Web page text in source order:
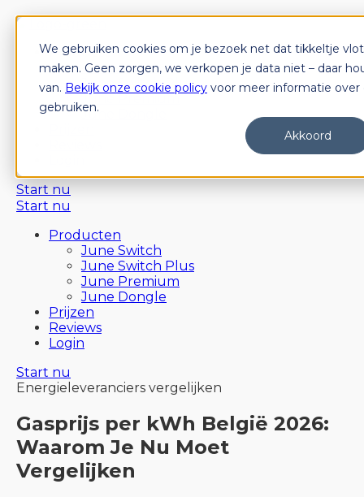
We gebruiken cookies om je bezoek net dat tikkeltje
maken. Geen zorgen, we verkopen je data niet – daar
van. Bekijk onze cookie policy voor meer informatie over
gebruiken.
Akkoord
Producten
June Switch
June Switch Plus
June Premium
June Dongle
Start nu
Start nu
Producten
June Switch
June Switch Plus
June Premium
June Dongle
Prijzen
Reviews
Login
Start nu
Energieleveranciers vergelijken
Gasprijs per kWh België 2026:
Waarom Je Nu Moet
Vergelijken